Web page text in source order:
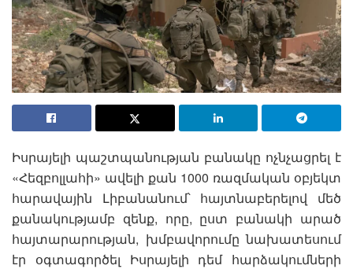
Իսրայելի պաշտպանության բանակը ոչնչացրել է
«Հեզբոլլահի» ավելի քան 1000 ռազմական օբյեկտ
հարավային Լիբանանում՝ հայտնաբերելով մեծ
քանակությամբ զենք, որը, ըստ բանակի արած
հայտարարության, խմբավորումը նախատեսում
էր օգտագործել Իսրայելի դեմ հարձակումների